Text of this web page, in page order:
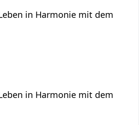
in Harmonie mit dem
in Harmonie mit dem